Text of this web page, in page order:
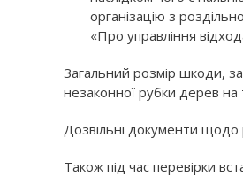
організацію з
«Про управління
Загальний розмір шкоди,
незаконної рубки дерев на
Дозвільні документи щодо
Також під час перевірки